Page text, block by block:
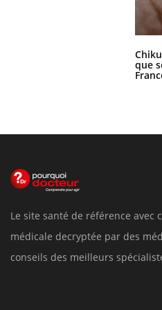
que
Le site santé de référence
médicale decryptée par des
conseils des meilleurs